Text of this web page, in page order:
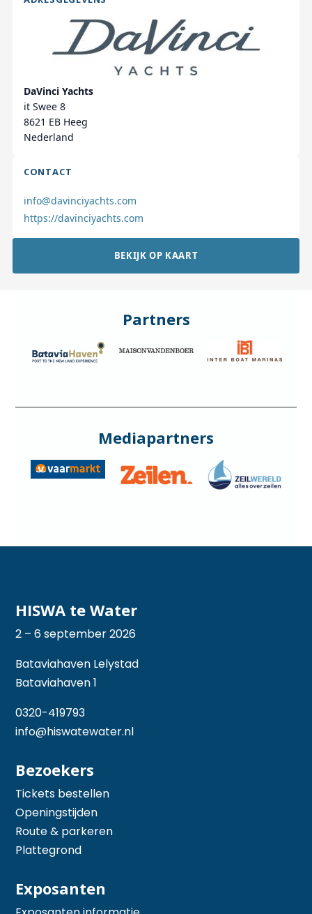
DaVinci Yachts
it Swee 8
8621 EB Heeg
Nederland
CONTACT
info@davinciyachts.com
https://davinciyachts.com
BEKIJK OP KAART
Partners
Mediapartners
HISWA te Water
2 – 6 september 2026
Bataviahaven Lelystad
Bataviahaven 1
0320-419793
info@hiswatewater.nl
Bezoekers
Tickets bestellen
Openingstijden
Route & parkeren
Plattegrond
Exposanten